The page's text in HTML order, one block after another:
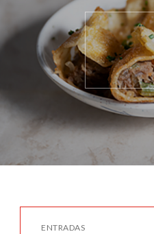
ENTRADAS